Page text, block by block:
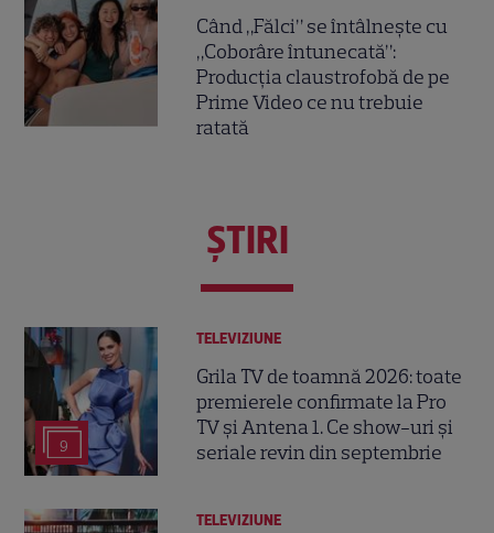
Când „Fălci” se întâlnește cu
„Coborâre întunecată”:
Producția claustrofobă de pe
Prime Video ce nu trebuie
ratată
ŞTIRI
9
TELEVIZIUNE
Grila TV de toamnă 2026: toate
premierele confirmate la Pro
TV și Antena 1. Ce show-uri și
seriale revin din septembrie
TELEVIZIUNE